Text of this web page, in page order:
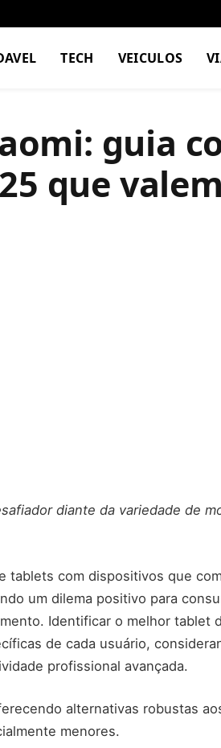
TECH VEICULOS
guia
que
diante da variedade de
tablets com dispositivos que
um dilema positivo para
Identificar o melhor tablet
de cada usuário,
profissional avançada.
alternativas robustas
menores.